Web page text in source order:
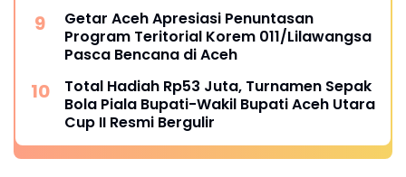
Getar Aceh Apresiasi Penuntasan
Program Teritorial Korem 011/Lilawangsa
Pasca Bencana di Aceh
Total Hadiah Rp53 Juta, Turnamen Sepak
Bola Piala Bupati-Wakil Bupati Aceh Utara
Cup II Resmi Bergulir